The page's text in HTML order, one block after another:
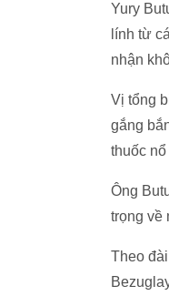
Yury
lính từ
nhận
Vị tổng
gắng
thuốc
Ông
trọng về
Theo